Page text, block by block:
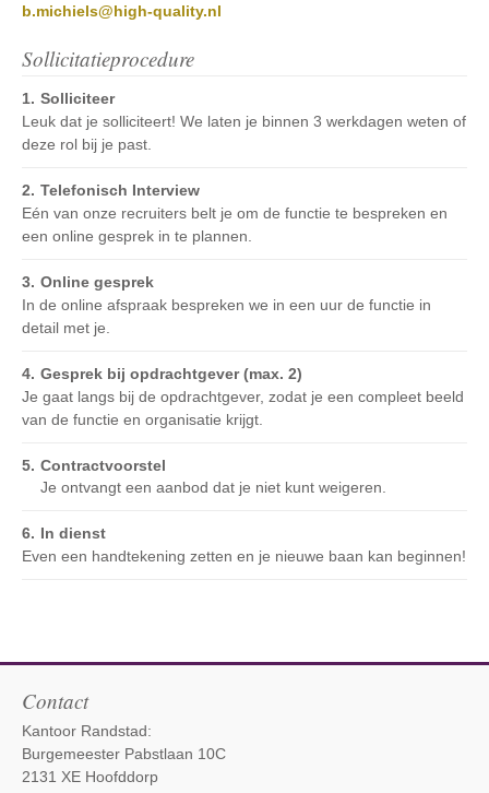
b.michiels@high-quality.nl
Sollicitatieprocedure
Solliciteer
Leuk dat je solliciteert! We laten je binnen 3 werkdagen weten of
deze rol bij je past.
Telefonisch Interview
Eén van onze recruiters belt je om de functie te bespreken en
een online gesprek in te plannen.
Online gesprek
In de online afspraak bespreken we in een uur de functie in
detail met je.
Gesprek bij opdrachtgever (max. 2)
Je gaat langs bij de opdrachtgever, zodat je een compleet beeld
van de functie en organisatie krijgt.
Contractvoorstel
Je ontvangt een aanbod dat je niet kunt weigeren.
In dienst
Even een handtekening zetten en je nieuwe baan kan beginnen!
Contact
Kantoor Randstad:
Burgemeester Pabstlaan 10C
2131 XE Hoofddorp